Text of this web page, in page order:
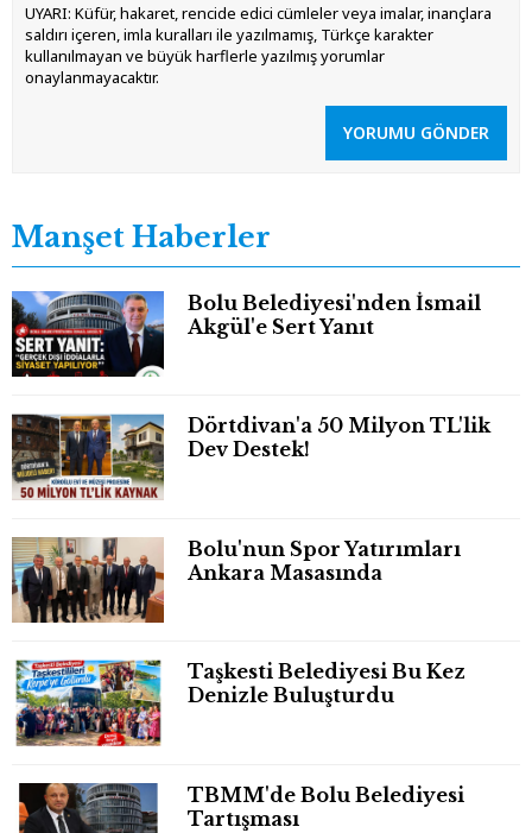
UYARI: Küfür, hakaret, rencide edici cümleler veya imalar, inançlara
saldırı içeren, imla kuralları ile yazılmamış, Türkçe karakter
kullanılmayan ve büyük harflerle yazılmış yorumlar
onaylanmayacaktır.
YORUMU GÖNDER
Manşet Haberler
Bolu Belediyesi'nden İsmail
Akgül'e Sert Yanıt
Dörtdivan'a 50 Milyon TL'lik
Dev Destek!
Bolu'nun Spor Yatırımları
Ankara Masasında
Taşkesti Belediyesi Bu Kez
Denizle Buluşturdu
TBMM'de Bolu Belediyesi
Tartışması